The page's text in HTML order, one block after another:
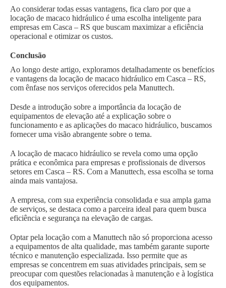
Ao considerar todas essas vantagens, fica claro por que a
locação de macaco hidráulico é uma escolha inteligente para
empresas em Casca – RS que buscam maximizar a eficiência
operacional e otimizar os custos.
Conclusão
Ao longo deste artigo, exploramos detalhadamente os benefícios
e vantagens da locação de macaco hidráulico em Casca – RS,
com ênfase nos serviços oferecidos pela Manuttech.
Desde a introdução sobre a importância da locação de
equipamentos de elevação até a explicação sobre o
funcionamento e as aplicações do macaco hidráulico, buscamos
fornecer uma visão abrangente sobre o tema.
A locação de macaco hidráulico se revela como uma opção
prática e econômica para empresas e profissionais de diversos
setores em Casca – RS. Com a Manuttech, essa escolha se torna
ainda mais vantajosa.
A empresa, com sua experiência consolidada e sua ampla gama
de serviços, se destaca como a parceira ideal para quem busca
eficiência e segurança na elevação de cargas.
Optar pela locação com a Manuttech não só proporciona acesso
a equipamentos de alta qualidade, mas também garante suporte
técnico e manutenção especializada. Isso permite que as
empresas se concentrem em suas atividades principais, sem se
preocupar com questões relacionadas à manutenção e à logística
dos equipamentos.